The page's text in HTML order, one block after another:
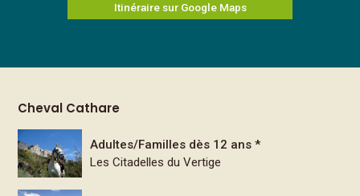
Itinéraire sur Google Maps
Cheval Cathare
Adultes/Familles dès 12 ans *
Les Citadelles du Vertige